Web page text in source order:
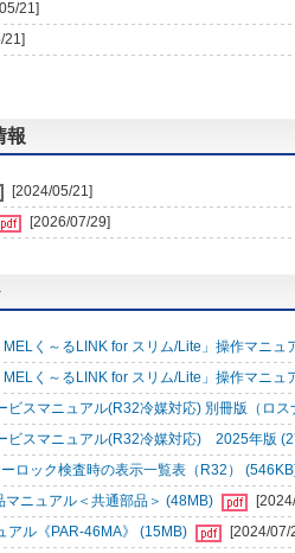
21]
21]
報
[2024/05/21]
[2026/07/29]
く～るLINK for スリム/Lite」操作マニュ
く～るLINK for スリム/Lite」操作マニュ
ビスマニュアル(R32冷媒対応) 別冊版（ロ
ビスマニュアル(R32冷媒対応) 2025年版
ロック検査時の表示一覧表（R32）
ニュアル＜共通部品＞ (48MB)
アル《PAR-46MA》 (15MB)
[2024/07/